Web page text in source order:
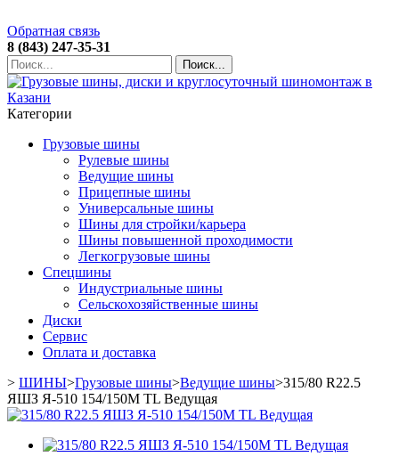
Обратная связь
8 (843) 247-35-31
Поиск...
Категории
Грузовые шины
Рулевые шины
Ведущие шины
Прицепные шины
Универсальные шины
Шины для стройки/карьера
Шины повышенной проходимости
Легкогрузовые шины
Спецшины
Индустриальные шины
Сельскохозяйственные шины
Диски
Сервис
Оплата и доставка
> ШИНЫ>Грузовые шины>Ведущие шины>315/80 R22.5
ЯШЗ Я-510 154/150M TL Ведущая